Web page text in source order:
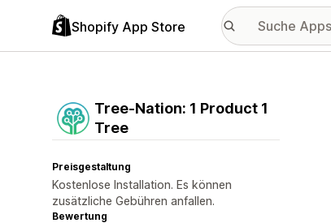
Shopify App Store
Tree‑Nation: 1 Product 1
Tree
Preisgestaltung
Kostenlose Installation. Es können
zusätzliche Gebühren anfallen.
Bewertung